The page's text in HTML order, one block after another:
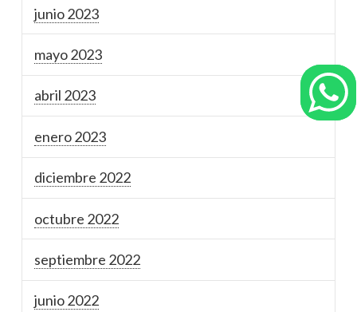
junio 2023
mayo 2023
abril 2023
enero 2023
diciembre 2022
octubre 2022
septiembre 2022
junio 2022